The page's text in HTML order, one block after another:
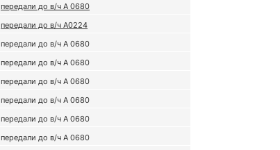
передали до в/ч А 0680
передали до в/ч А0224
передали до в/ч А 0680
передали до в/ч А 0680
передали до в/ч А 0680
передали до в/ч А 0680
передали до в/ч А 0680
передали до в/ч А 0680